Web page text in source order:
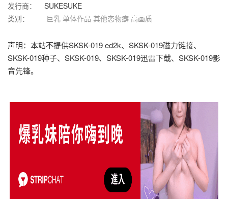
发行商：
SUKESUKE
类别：
巨乳 单体作品 其他恋物癖 高画质
声明：本站不提供SKSK-019 ed2k、SKSK-019磁力链接、
SKSK-019种子、SKSK-019、SKSK-019迅雷下载、SKSK-019影
音先锋。